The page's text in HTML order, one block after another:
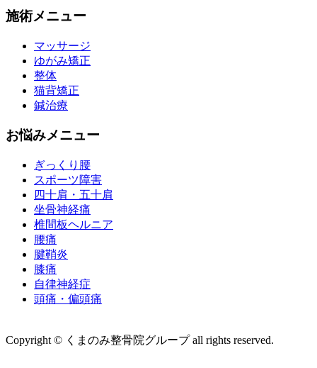
施術メニュー
マッサージ
ゆがみ矯正
整体
猫背矯正
鍼治療
お悩みメニュー
ぎっくり腰
スポーツ障害
四十肩・五十肩
坐骨神経痛
椎間板ヘルニア
腰痛
腱鞘炎
膝痛
自律神経症
頭痛・偏頭痛
Copyright © くまのみ整骨院グループ all rights reserved.